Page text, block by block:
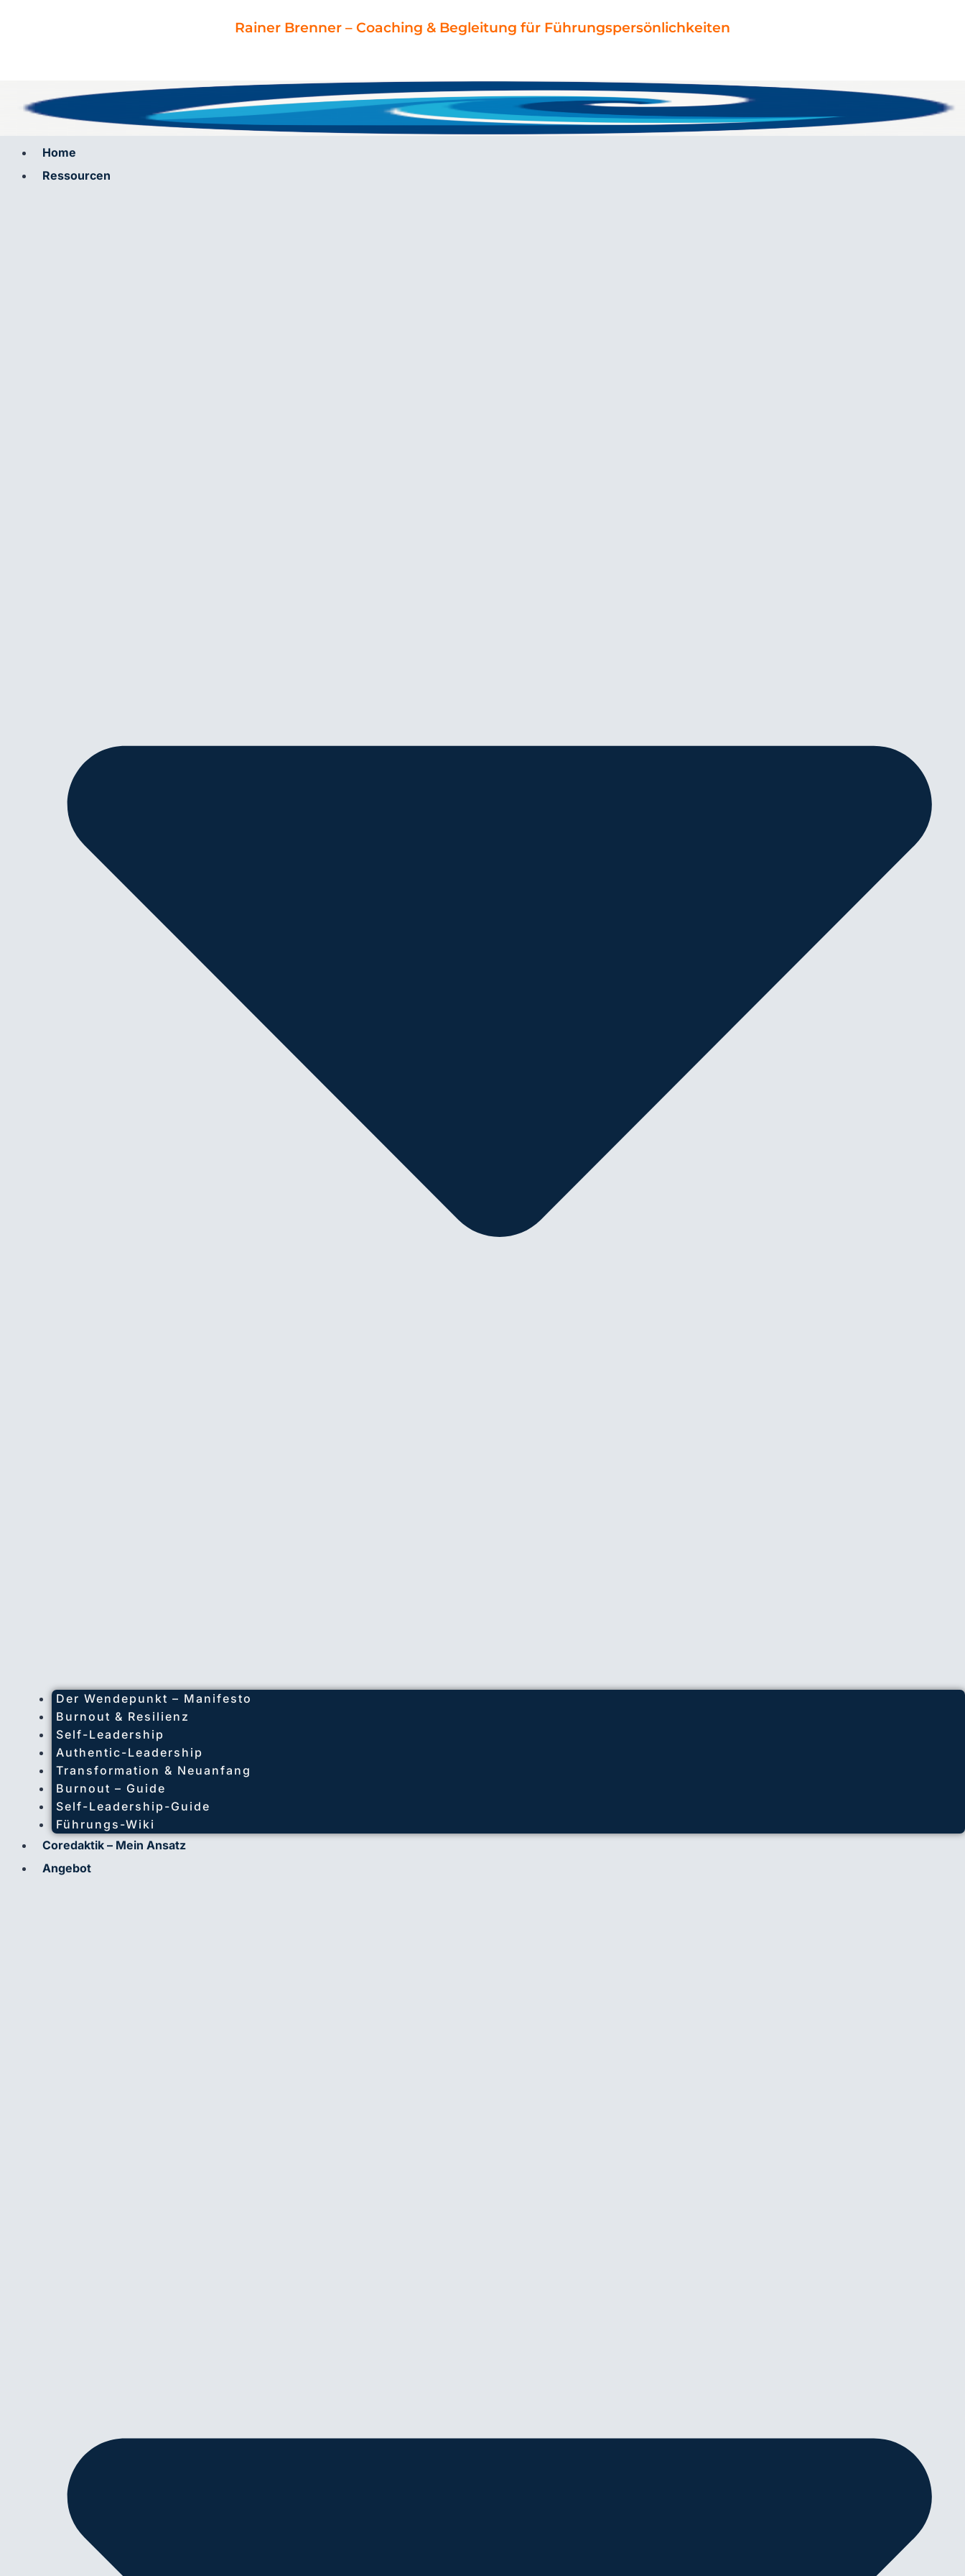
Rainer Brenner – Coaching & Begleitung für Führungspersönlichkeiten
Home
Ressourcen
Der Wendepunkt – Manifesto
Burnout & Resilienz
Self-Leadership
Authentic-Leadership
Transformation & Neuanfang
Burnout – Guide
Self-Leadership-Guide
Führungs-Wiki
Coredaktik – Mein Ansatz
Angebot